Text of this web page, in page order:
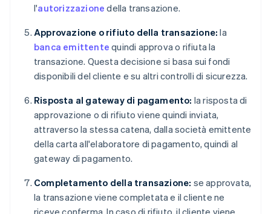
l'autorizzazione della transazione.
Approvazione o rifiuto della transazione: la
banca emittente quindi approva o rifiuta la
transazione. Questa decisione si basa sui fondi
disponibili del cliente e su altri controlli di sicurezza.
Risposta al gateway di pagamento: la risposta di
approvazione o di rifiuto viene quindi inviata,
attraverso la stessa catena, dalla società emittente
della carta all'elaboratore di pagamento, quindi al
gateway di pagamento.
Completamento della transazione: se approvata,
la transazione viene completata e il cliente ne